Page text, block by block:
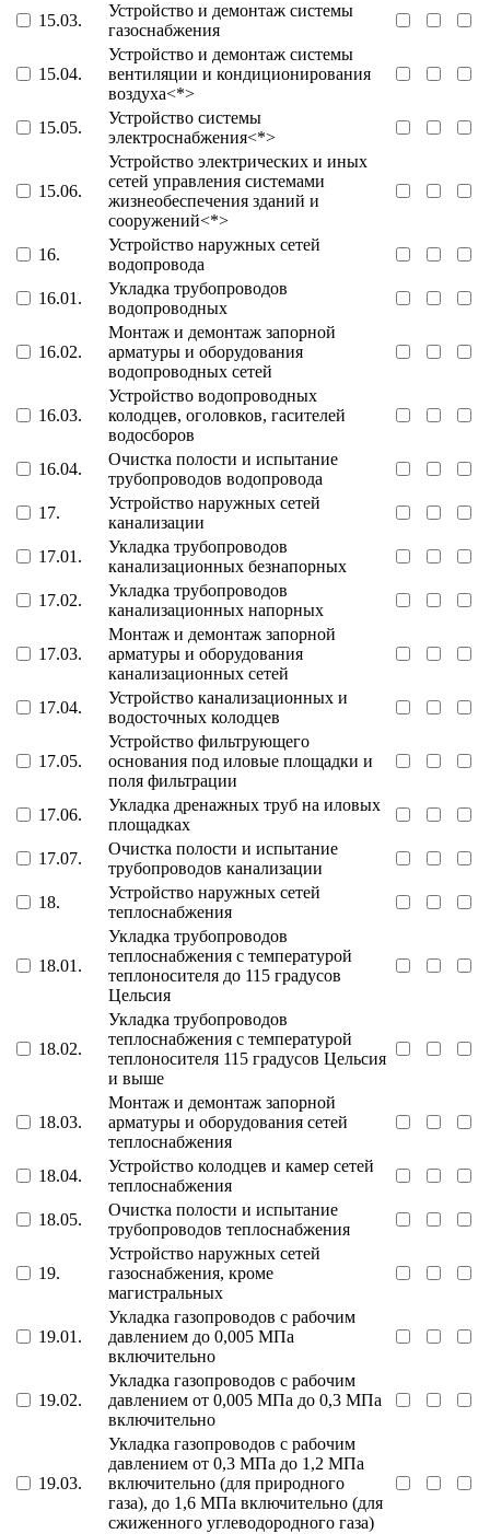
15.03.
Устройство и демонтаж системы
газоснабжения
15.04.
Устройство и демонтаж системы
вентиляции и кондиционирования
воздуха<*>
15.05.
Устройство системы
электроснабжения<*>
15.06.
Устройство электрических и иных
сетей управления системами
жизнеобеспечения зданий и
сооружений<*>
16.
Устройство наружных сетей
водопровода
16.01.
Укладка трубопроводов
водопроводных
16.02.
Монтаж и демонтаж запорной
арматуры и оборудования
водопроводных сетей
16.03.
Устройство водопроводных
колодцев, оголовков, гасителей
водосборов
16.04.
Очистка полости и испытание
трубопроводов водопровода
17.
Устройство наружных сетей
канализации
17.01.
Укладка трубопроводов
канализационных безнапорных
17.02.
Укладка трубопроводов
канализационных напорных
17.03.
Монтаж и демонтаж запорной
арматуры и оборудования
канализационных сетей
17.04.
Устройство канализационных и
водосточных колодцев
17.05.
Устройство фильтрующего
основания под иловые площадки и
поля фильтрации
17.06.
Укладка дренажных труб на иловых
площадках
17.07.
Очистка полости и испытание
трубопроводов канализации
18.
Устройство наружных сетей
теплоснабжения
18.01.
Укладка трубопроводов
теплоснабжения с температурой
теплоносителя до 115 градусов
Цельсия
18.02.
Укладка трубопроводов
теплоснабжения с температурой
теплоносителя 115 градусов Цельсия
и выше
18.03.
Монтаж и демонтаж запорной
арматуры и оборудования сетей
теплоснабжения
18.04.
Устройство колодцев и камер сетей
теплоснабжения
18.05.
Очистка полости и испытание
трубопроводов теплоснабжения
19.
Устройство наружных сетей
газоснабжения, кроме
магистральных
19.01.
Укладка газопроводов с рабочим
давлением до 0,005 МПа
включительно
19.02.
Укладка газопроводов с рабочим
давлением от 0,005 МПа до 0,3 МПа
включительно
19.03.
Укладка газопроводов с рабочим
давлением от 0,3 МПа до 1,2 МПа
включительно (для природного
газа), до 1,6 МПа включительно (для
сжиженного углеводородного газа)